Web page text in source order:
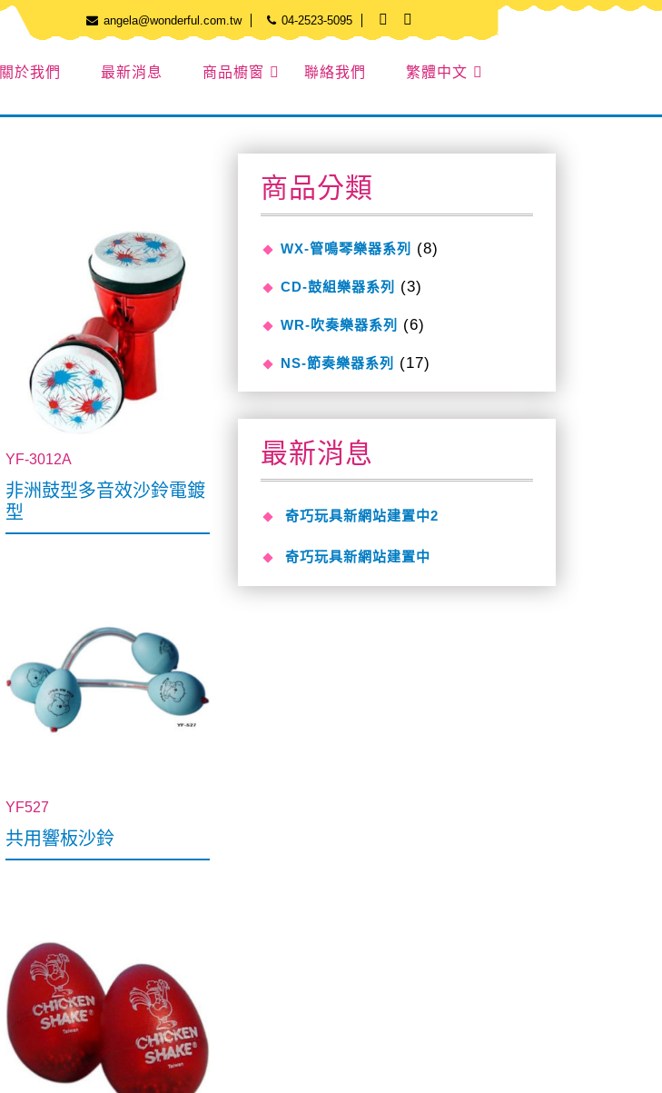
angela@wonderful.com.tw 04-2523-5095
關於我們 最新消息 商品櫥窗 聯絡我們 繁體中文
YF-3012A
非洲鼓型多音效沙鈴電鍍
型
YF527
共用響板沙鈴
商品分類
WX-管鳴琴樂器系列 (8)
CD-鼓組樂器系列 (3)
WR-吹奏樂器系列 (6)
NS-節奏樂器系列 (17)
最新消息
奇巧玩具新網站建置中2
奇巧玩具新網站建置中